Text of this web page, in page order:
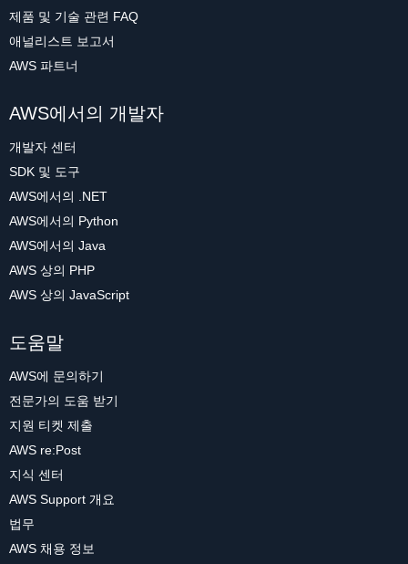
제품 및 기술 관련 FAQ
애널리스트 보고서
AWS 파트너
AWS에서의 개발자
개발자 센터
SDK 및 도구
AWS에서의 .NET
AWS에서의 Python
AWS에서의 Java
AWS 상의 PHP
AWS 상의 JavaScript
도움말
AWS에 문의하기
전문가의 도움 받기
지원 티켓 제출
AWS re:Post
지식 센터
AWS Support 개요
법무
AWS 채용 정보